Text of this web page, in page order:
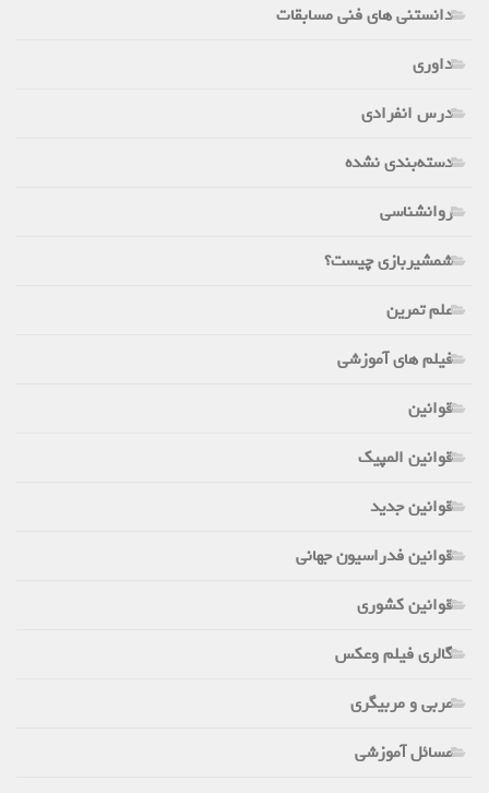
دانستنی های فنی مسابقات
داوری
درس انفرادی
دسته‌بندی نشده
روانشناسی
شمشیربازی چیست؟
علم تمرین
فیلم های آموزشی
قوانین
قوانین المپیک
قوانین جدید
قوانین فدراسیون جهانی
قوانین کشوری
گالری فیلم وعکس
مربی و مربیگری
مسائل آموزشی